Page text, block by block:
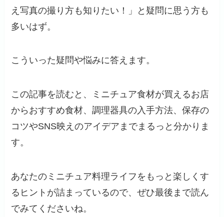
え写真の撮り方も知りたい！」と疑問に思う方も
多いはず。
こういった疑問や悩みに答えます。
この記事を読むと、ミニチュア食材が買えるお店
からおすすめ食材、調理器具の入手方法、保存の
コツやSNS映えのアイデアまでまるっと分かりま
す。
あなたのミニチュア料理ライフをもっと楽しくす
るヒントが詰まっているので、ぜひ最後まで読ん
でみてくださいね。